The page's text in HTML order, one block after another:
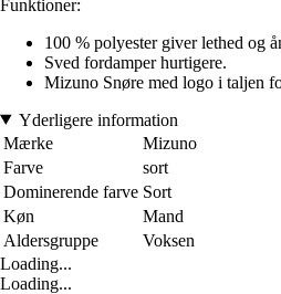
Funktioner:
100 % polyester giver lethed og
Sved fordamper hurtigere.
Mizuno Snøre med logo i taljen
Yderligere information
Mærke
Mizuno
Farve
sort
Dominerende farve Sort
Køn
Mand
Aldersgruppe
Voksen
Loading...
Loading...